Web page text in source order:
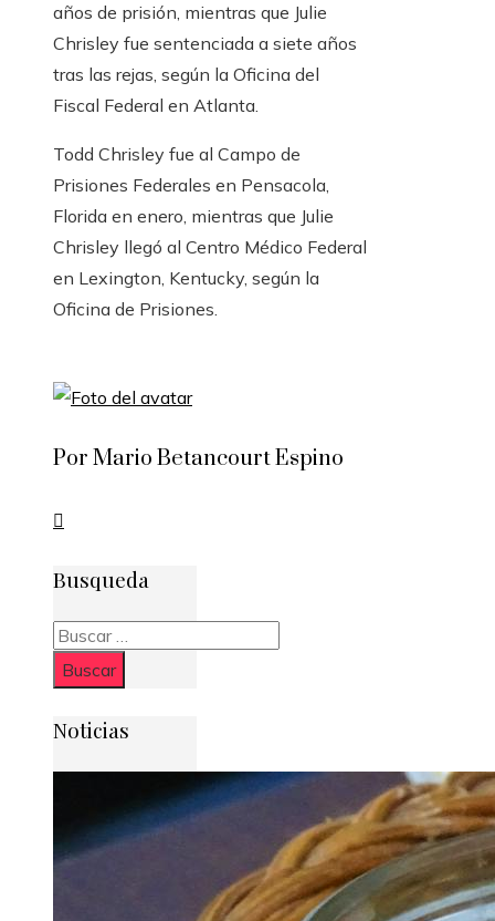
años de prisión, mientras que Julie
Chrisley fue sentenciada a siete años
tras las rejas, según la Oficina del
Fiscal Federal en Atlanta.
Todd Chrisley fue al Campo de
Prisiones Federales en Pensacola,
Florida en enero, mientras que Julie
Chrisley llegó al Centro Médico Federal
en Lexington, Kentucky, según la
Oficina de Prisiones.
Por Mario Betancourt Espino
Busqueda
Buscar:
Noticias